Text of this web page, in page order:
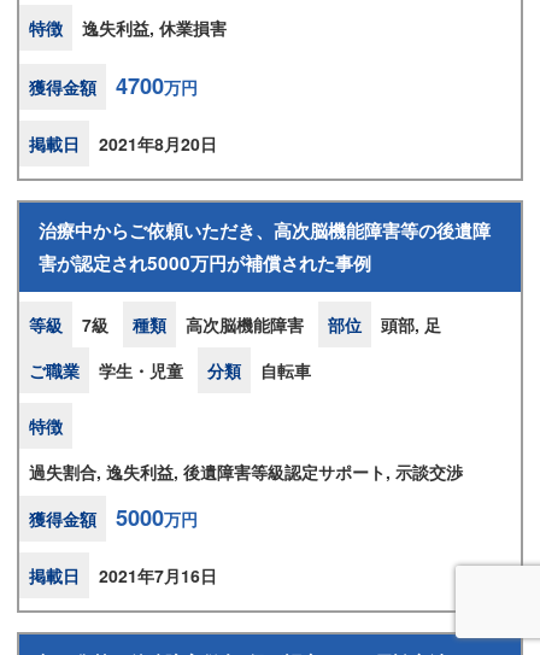
特徴 逸失利益, 休業損害
獲得金額 4700万円
掲載日 2021年8月20日
治療中からご依頼いただき、高次脳機能障害等の後遺障
害が認定され5000万円が補償された事例
等級 7級 種類 高次脳機能障害 部位
頭部, 足
ご職業
学生・児童 分類 自転車
特徴
過失割合, 逸失利益, 後遺障害等級認定サポート, 示談交渉
獲得金額
5000万円
掲載日 2021年7月16日